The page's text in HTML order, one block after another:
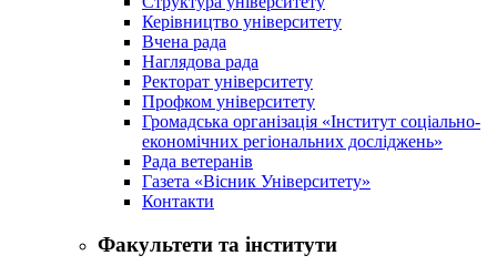
Керівництво університету
Вчена рада
Наглядова рада
Ректорат університету
Профком університету
Громадська організація «Інститут соціально-
економічних регіональних досліджень»
Рада ветеранів
Газета «Вісник Університету»
Контакти
Факультети та інститути